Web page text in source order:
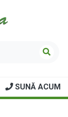
SUNĂ ACUM